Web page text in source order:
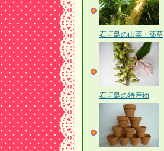
石垣島の山菜・薬草
石垣島の特産物